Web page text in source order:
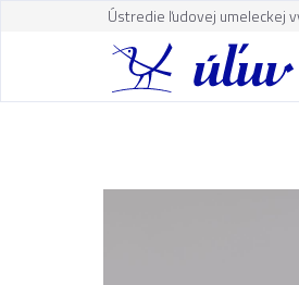
Ústredie ľudovej umeleckej